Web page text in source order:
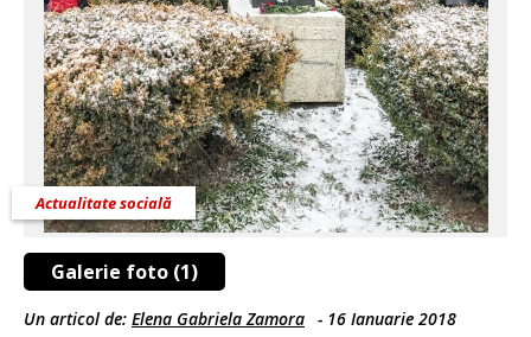
Galerie foto (1)
Actualitate socială
Un articol de: Elena Gabriela Zamora - 16 Ianuarie 2018